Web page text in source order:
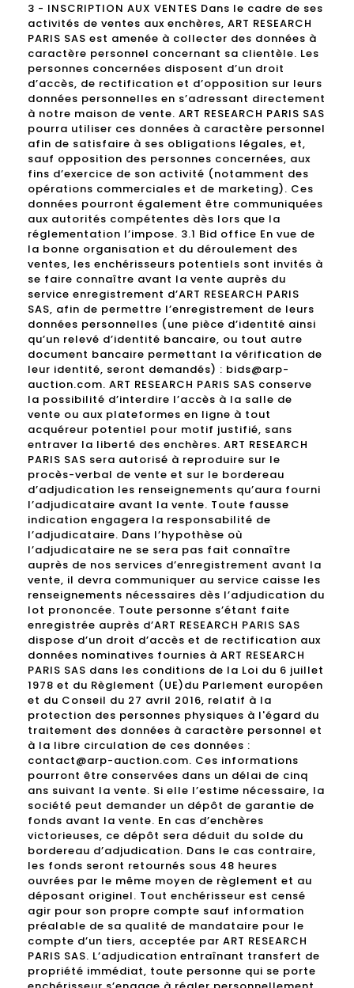
3 - INSCRIPTION AUX VENTES Dans le cadre de ses
activités de ventes aux enchères, ART RESEARCH
PARIS SAS est amenée à collecter des données à
caractère personnel concernant sa clientèle. Les
personnes concernées disposent d’un droit
d’accès, de rectification et d’opposition sur leurs
données personnelles en s’adressant directement
à notre maison de vente. ART RESEARCH PARIS SAS
pourra utiliser ces données à caractère personnel
afin de satisfaire à ses obligations légales, et,
sauf opposition des personnes concernées, aux
fins d’exercice de son activité (notamment des
opérations commerciales et de marketing). Ces
données pourront également être communiquées
aux autorités compétentes dès lors que la
réglementation l’impose. 3.1 Bid office En vue de
la bonne organisation et du déroulement des
ventes, les enchérisseurs potentiels sont invités à
se faire connaître avant la vente auprès du
service enregistrement d’ART RESEARCH PARIS
SAS, afin de permettre l’enregistrement de leurs
données personnelles (une pièce d’identité ainsi
qu’un relevé d’identité bancaire, ou tout autre
document bancaire permettant la vérification de
leur identité, seront demandés) : bids@arp-
auction.com. ART RESEARCH PARIS SAS conserve
la possibilité d’interdire l’accès à la salle de
vente ou aux plateformes en ligne à tout
acquéreur potentiel pour motif justifié, sans
entraver la liberté des enchères. ART RESEARCH
PARIS SAS sera autorisé à reproduire sur le
procès-verbal de vente et sur le bordereau
d’adjudication les renseignements qu’aura fourni
l’adjudicataire avant la vente. Toute fausse
indication engagera la responsabilité de
l’adjudicataire. Dans l’hypothèse où
l’adjudicataire ne se sera pas fait connaître
auprès de nos services d’enregistrement avant la
vente, il devra communiquer au service caisse les
renseignements nécessaires dès l’adjudication du
lot prononcée. Toute personne s’étant faite
enregistrée auprès d’ART RESEARCH PARIS SAS
dispose d’un droit d’accès et de rectification aux
données nominatives fournies à ART RESEARCH
PARIS SAS dans les conditions de la Loi du 6 juillet
1978 et du Règlement (UE)du Parlement européen
et du Conseil du 27 avril 2016, relatif à la
protection des personnes physiques à l'égard du
traitement des données à caractère personnel et
à la libre circulation de ces données :
contact@arp-auction.com. Ces informations
pourront être conservées dans un délai de cinq
ans suivant la vente. Si elle l’estime nécessaire, la
société peut demander un dépôt de garantie de
fonds avant la vente. En cas d’enchères
victorieuses, ce dépôt sera déduit du solde du
bordereau d’adjudication. Dans le cas contraire,
les fonds seront retournés sous 48 heures
ouvrées par le même moyen de règlement et au
déposant originel. Tout enchérisseur est censé
agir pour son propre compte sauf information
préalable de sa qualité de mandataire pour le
compte d’un tiers, acceptée par ART RESEARCH
PARIS SAS. L’adjudication entraînant transfert de
propriété immédiat, toute personne qui se porte